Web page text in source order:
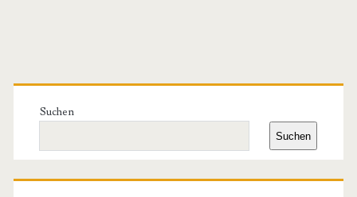
Primäre
Seitenleiste
Suchen
Suchen